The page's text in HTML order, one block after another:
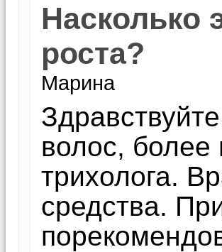
Насколько
роста?
Марина
волос,
трихолога.
средства.